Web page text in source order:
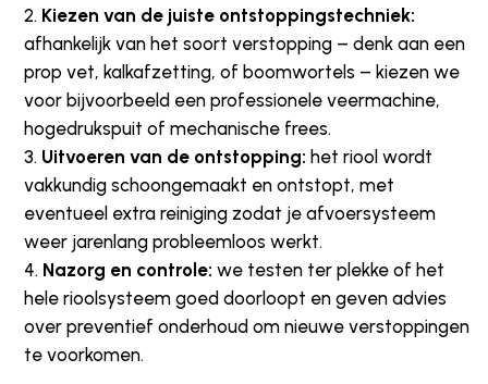
Kiezen van de juiste ontstoppingstechniek:
afhankelijk van het soort verstopping – denk aan een
prop vet, kalkafzetting, of boomwortels – kiezen we
voor bijvoorbeeld een professionele veermachine,
hogedrukspuit of mechanische frees.
Uitvoeren van de ontstopping: het riool wordt
vakkundig schoongemaakt en ontstopt, met
eventueel extra reiniging zodat je afvoersysteem
weer jarenlang probleemloos werkt.
Nazorg en controle: we testen ter plekke of het
hele rioolsysteem goed doorloopt en geven advies
over preventief onderhoud om nieuwe verstoppingen
te voorkomen.